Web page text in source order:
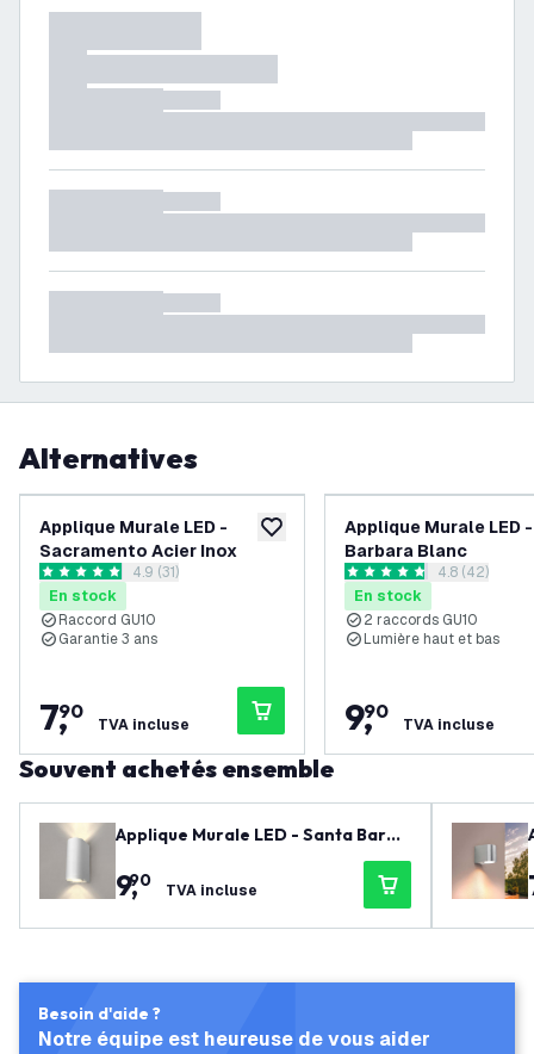
Alternatives
ajouter à la liste de souhaits
Applique Murale LED -
Sacramento Acier Inox
ouvrir le tiroir des avis
4.9 étoiles de notation
4.9 (31)
En stock
Raccord GU10
Garantie 3 ans
7,
90
TVA incluse
Applique Murale LED
Barbara Blanc
ouvrir le
4.8 étoiles de notation
4.8 (42)
En stock
2 raccords GU10
Lumière haut et bas
9,
90
TVA incluse
Souvent achetés ensemble
Applique Murale LED - Santa Barba
9,
90 TVA incluse
Besoin d'aide ?
Notre équipe est heureuse de vous aider